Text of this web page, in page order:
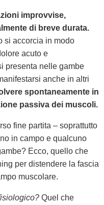
improvvise,
di breve durata.
si accorcia in modo
acuto e
presenta nelle gambe
anche in altri
spontaneamente in
passiva dei muscoli.
fine partita – soprattutto
in campo e qualcuno
Ecco, quello che
per distendere la fascia
muscolare.
Quel che